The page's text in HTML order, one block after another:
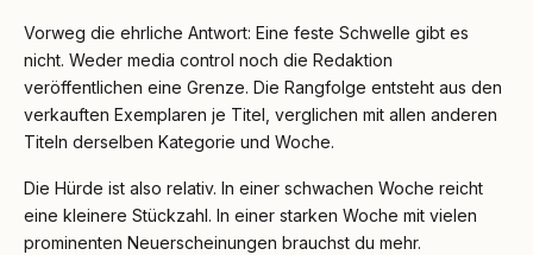
Vorweg die ehrliche Antwort: Eine feste Schwelle gibt es
nicht. Weder media control noch die Redaktion
veröffentlichen eine Grenze. Die Rangfolge entsteht aus den
verkauften Exemplaren je Titel, verglichen mit allen anderen
Titeln derselben Kategorie und Woche.
Die Hürde ist also relativ. In einer schwachen Woche reicht
eine kleinere Stückzahl. In einer starken Woche mit vielen
prominenten Neuerscheinungen brauchst du mehr.